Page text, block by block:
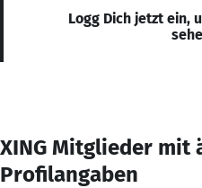
Logg Dich jetzt ein,
XING Mitglieder mit
Profilangaben